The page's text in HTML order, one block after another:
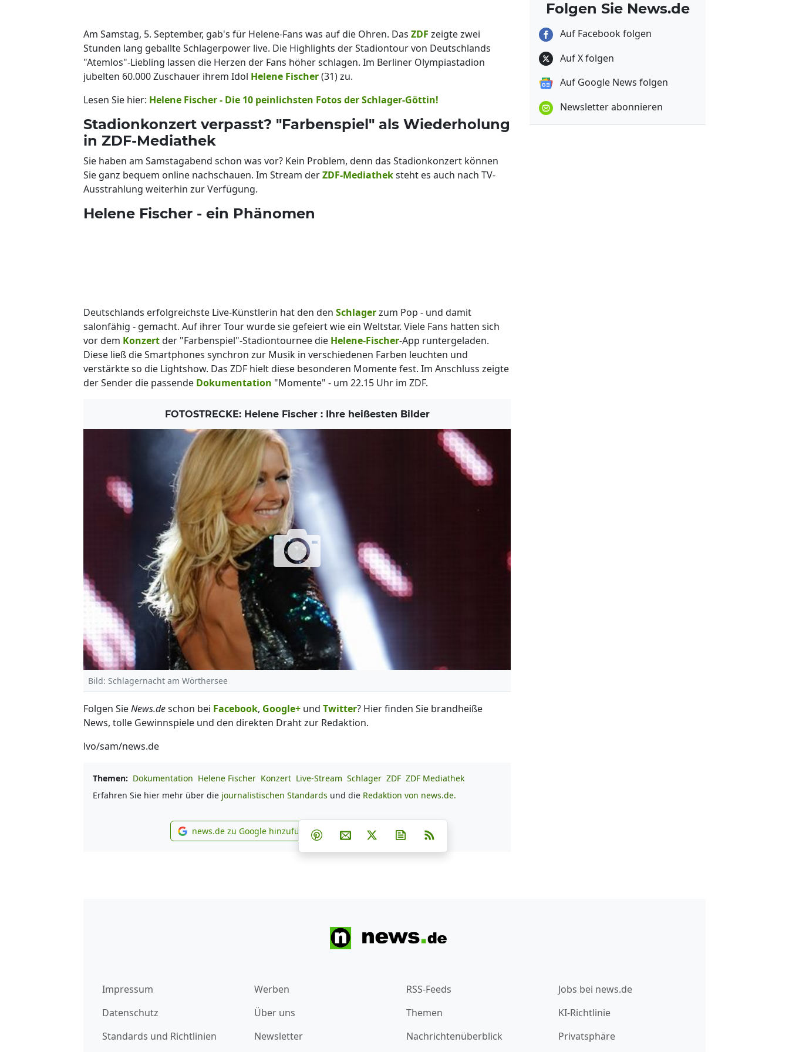
Am Samstag, 5. September, gab's für Helene-Fans was auf die Ohren. Das ZDF zeigte zwei
Stunden lang geballte Schlagerpower live. Die Highlights der Stadiontour von Deutschlands
"Atemlos"-Liebling lassen die Herzen der Fans höher schlagen. Im Berliner Olympiastadion
jubelten 60.000 Zuschauer ihrem Idol Helene Fischer(31) zu.
Lesen Sie hier: Helene Fischer - Die 10 peinlichsten Fotos der Schlager-Göttin!
Stadionkonzert verpasst? "Farbenspiel" als Wiederholung
in ZDF-Mediathek
Sie haben am Samstagabend schon was vor? Kein Problem, denn das Stadionkonzert können
Sie ganz bequem online nachschauen. Im Stream derZDF-Mediatheksteht es auch nach TV-
Ausstrahlung weiterhin zur Verfügung.
Helene Fischer - ein Phänomen
Deutschlands erfolgreichste Live-Künstlerin hat den den Schlagerzum Pop - und damit
salonfähig - gemacht. Auf ihrer Tour wurde sie gefeiert wie ein Weltstar. Viele Fans hatten sich
vor dem Konzertder "Farbenspiel"-Stadiontournee die Helene-Fischer-App runtergeladen.
Diese ließ die Smartphones synchron zur Musik in verschiedenen Farben leuchten und
verstärkte so die Lightshow. Das ZDF hielt diese besonderen Momente fest. Im Anschluss zeigte
der Sender die passende Dokumentation "Momente" - um 22.15 Uhr im ZDF.
FOTOSTRECKE: Helene Fischer : Ihre heißesten Bilder
Bild: Schlagernacht am Wörthersee
Folgen SieNews.deschon bei Facebook, Google+ und Twitter? Hier finden Sie brandheiße
News, tolle Gewinnspiele und den direkten Draht zur Redaktion.
lvo/sam/news.de
Themen: Dokumentation Helene Fischer Konzert Live-Stream Schlager ZDF ZDF Mediathek
Erfahren Sie hier mehr über die journalistischen Standards und die Redaktion von news.de.
news.de zu Google hinzufügen
news.de zu Google hinzufügen Teilen auf Facebook
Teilen auf Whatsapp
Teilen auf Telegram
Teilen auf Pinterest
Per E-Mail teilen
Post auf XNewsletter abonnieren
Folgen Sie News.de
Auf Facebook folgen
Auf X folgen
Auf Google News folgen
Newsletter abonnieren
Impressum
Datenschutz
Standards und Richtlinien
Werben
Über uns
Newsletter
RSS-Feeds
Themen
Nachrichtenüberblick
Jobs bei news.de
KI-Richtlinie
Privatsphäre